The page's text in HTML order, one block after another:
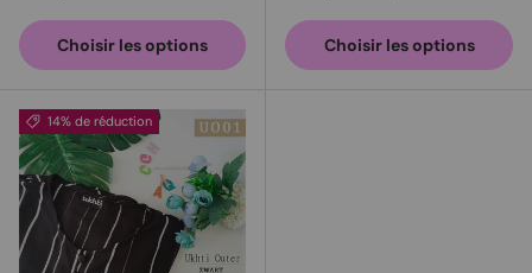
Choisir les options Choisir les options
14% de réduction